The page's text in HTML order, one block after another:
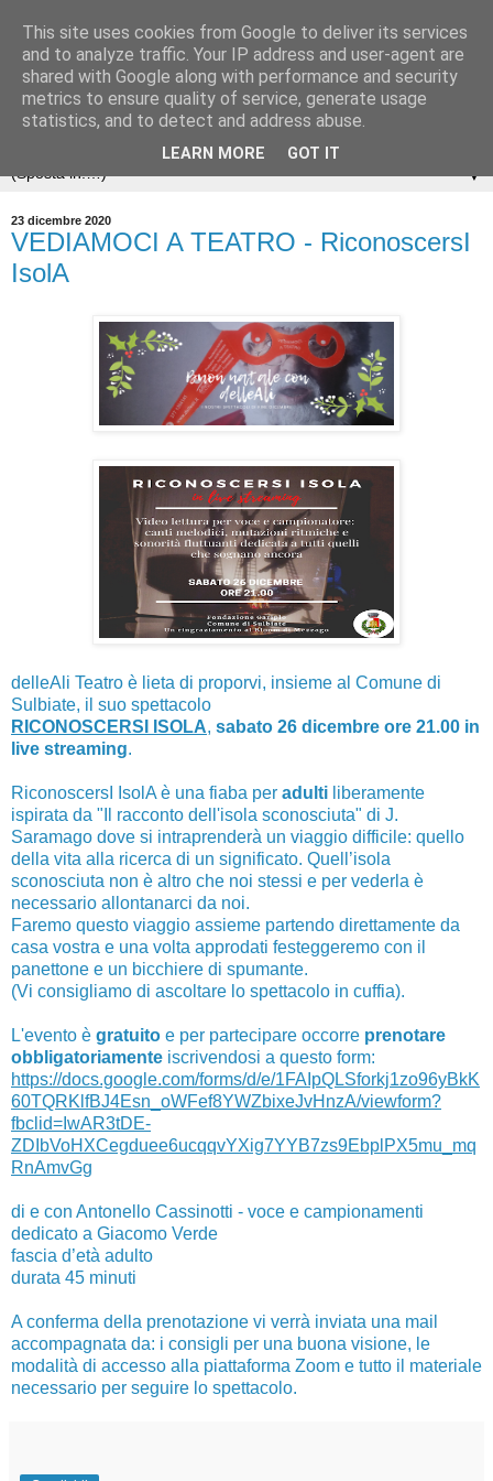
▼
23 dicembre 2020
VEDIAMOCI A TEATRO - RiconoscersI
IsolA
delleAli Teatro è lieta di proporvi, insieme al Comune di
Sulbiate, il suo spettacolo
RICONOSCERSI ISOLA, sabato 26 dicembre ore 21.00 in
live streaming.
RiconoscersI IsolA è una fiaba per adulti liberamente
ispirata da "Il racconto dell'isola sconosciuta" di J.
Saramago dove si intraprenderà un viaggio difficile: quello
della vita alla ricerca di un significato. Quell’isola
sconosciuta non è altro che noi stessi e per vederla è
necessario allontanarci da noi.
Faremo questo viaggio assieme partendo direttamente da
casa vostra e una volta approdati festeggeremo con il
panettone e un bicchiere di spumante.
(Vi consigliamo di ascoltare lo spettacolo in cuffia).
L'evento è gratuito e per partecipare occorre prenotare
obbligatoriamente iscrivendosi a questo form:
https://docs.google.com/forms/d/e/1FAIpQLSforkj1zo96yBkK
60TQRKlfBJ4Esn_oWFef8YWZbixeJvHnzA/viewform?
fbclid=IwAR3tDE-
ZDIbVoHXCegduee6ucqqvYXig7YYB7zs9EbplPX5mu_mq
RnAmvGg
di e con Antonello Cassinotti - voce e campionamenti
dedicato a Giacomo Verde
fascia d’età adulto
durata 45 minuti
A conferma della prenotazione vi verrà inviata una mail
accompagnata da: i consigli per una buona visione, le
modalità di accesso alla piattaforma Zoom e tutto il materiale
necessario per seguire lo spettacolo.
This site uses cookies from Google to deliver its services
and to analyze traffic. Your IP address and user-agent are
shared with Google along with performance and security
metrics to ensure quality of service, generate usage
statistics, and to detect and address abuse.
LEARN MORE GOT IT